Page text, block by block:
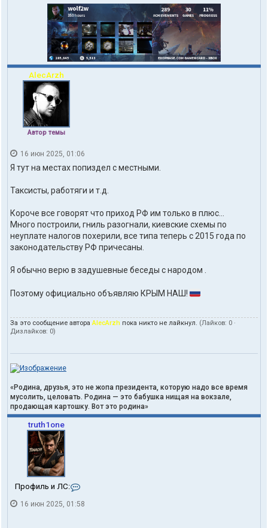
AlecArzh
Автор темы
16 июн 2025, 01:06
Я тут на местах попиздел с местными.
Таксисты, работяги и т.д.
Короче все говорят что приход РФ им только в плюс...
Много построили, гниль разогнали, киевские схемы по
неуплате налогов похерили, все типа теперь с 2015 года по
законодательству РФ причесаны.
Я обычно верю в задушевные беседы с народом .
Поэтому официально объявляю КРЫМ НАШ!
За это сообщение автораAlecArzh пока никто не лайкнул. (Лайков: 0 ·
Дизлайков: 0)
«Родина, друзья, это не жопа президента, которую надо все время
мусолить, целовать. Родина — это бабушка нищая на вокзале,
продающая картошку. Вот это родина»
truth1one
Профиль и ЛС:
н
16 июн 2025, 01:58